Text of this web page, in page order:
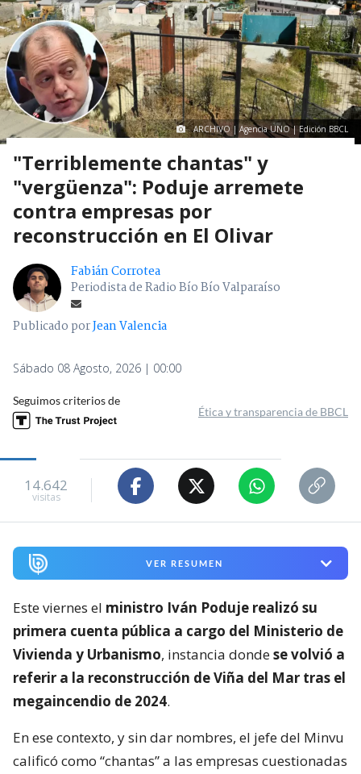
ARCHIVO | Agencia UNO | Edición BBCL
"Terriblemente chantas" y
"vergüenza": Poduje arremete
contra empresas por
reconstrucción en El Olivar
Fabián Corrotea
Periodista de Radio Bío Bío Valparaíso
Publicado porJean Valencia
Sábado 08 Agosto, 2026 | 00:00
Seguimos criterios de
Ética y transparencia de BBCL
14.642
visitas
VER RESUMEN
Este viernes el ministro Iván Poduje realizó su
primera cuenta pública a cargo del Ministerio de
Vivienda y Urbanismo, instancia dondese volvió a
referir a la reconstrucción de Viña del Mar tras el
megaincendio de 2024.
En ese contexto, y sin dar nombres, el jefe del Minvu
calificó como “chantas” a las empresas cuestionadas